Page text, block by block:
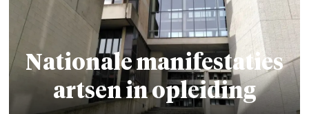
Nationale manifestaties
artsen in opleiding